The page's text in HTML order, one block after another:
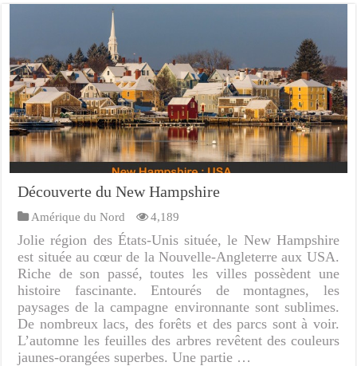
Découverte du New Hampshire
Amérique du Nord 4,189
Jolie région des États-Unis située, le New Hampshire
est située au cœur de la Nouvelle-Angleterre aux USA.
Riche de son passé, toutes les villes possèdent une
histoire fascinante. Entourés de montagnes, les
paysages de la campagne environnante sont sublimes.
De nombreux lacs, des forêts et des parcs sont à voir.
L’automne les feuilles des arbres revêtent des couleurs
jaunes-orangées superbes. Une partie …